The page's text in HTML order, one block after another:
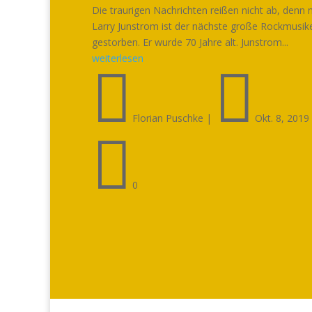
Die traurigen Nachrichten reißen nicht ab, denn
Larry Junstrom ist der nächste große
gestorben. Er wurde 70 Jahre alt. Junstrom...
weiterlesen
 Florian Puschke |  Okt. 8, 2019
 0